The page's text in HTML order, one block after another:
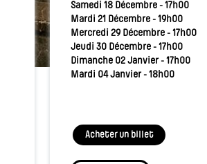
Samedi 18 Décembre - 17h00
Mardi 21 Décembre - 19h00
Mercredi 29 Décembre - 17h00
Jeudi 30 Décembre - 17h00
Dimanche 02 Janvier - 17h00
Mardi 04 Janvier - 18h00
Acheter un billet